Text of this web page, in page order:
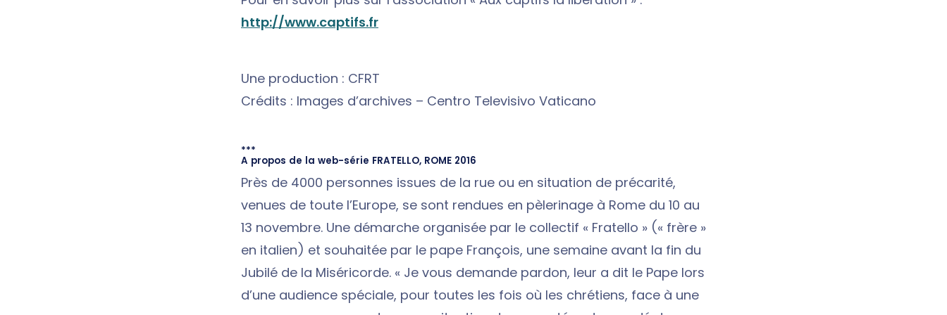
http://www.captifs.fr
Une production : CFRT
Crédits : Images d’archives – Centro Televisivo Vaticano
***
A propos de la web-série FRATELLO, ROME 2016
Près de 4000 personnes issues de la rue ou en situation de précarité,
venues de toute l’Europe, se sont rendues en pèlerinage à Rome du 10 au
13 novembre. Une démarche organisée par le collectif « Fratello » (« frère »
en italien) et souhaitée par le pape François, une semaine avant la fin du
Jubilé de la Miséricorde. « Je vous demande pardon, leur a dit le Pape lors
d’une audience spéciale, pour toutes les fois où les chrétiens, face à une